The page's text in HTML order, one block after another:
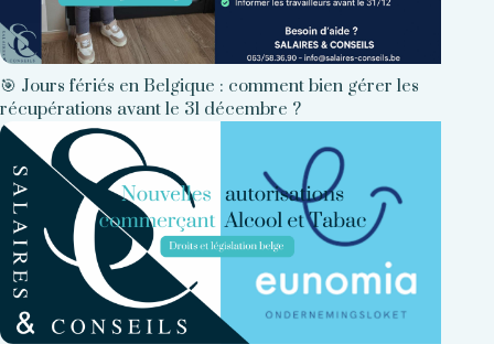
🎯 Jours fériés en Belgique : comment bien gérer les
récupérations avant le 31 décembre ?